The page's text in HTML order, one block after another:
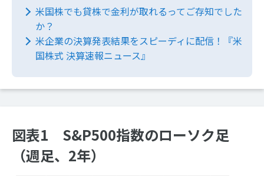
米国株でも貸株で金利が取れるってご存知でした
か？
米企業の決算発表結果をスピーディに配信！『米
国株式 決算速報ニュース』
図表1 S&P500指数のローソク足
（週足、2年）